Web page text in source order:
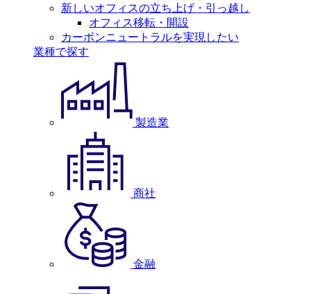
新しいオフィスの立ち上げ・引っ越し
オフィス移転・開設
カーボンニュートラルを実現したい
業種で探す
製造業
商社
金融